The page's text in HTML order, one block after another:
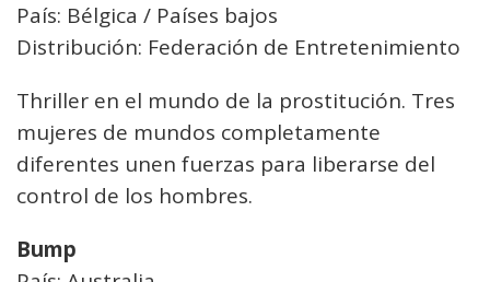
País: Bélgica / Países bajos
Distribución: Federación de Entretenimiento
Thriller en el mundo de la prostitución. Tres
mujeres de mundos completamente
diferentes unen fuerzas para liberarse del
control de los hombres.
Bump